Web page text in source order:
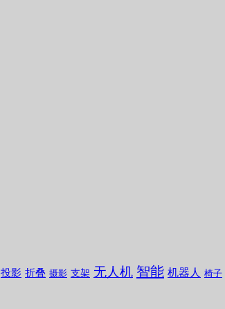
投影 折叠 摄影 支架 无人机 智能 机器人 椅子